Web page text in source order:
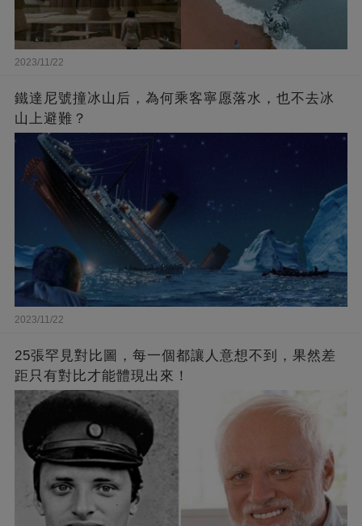
2023/11/22
鐵達尼號撞冰山后，為何乘客寧愿落水，也不去冰
山上避難？
2023/11/22
25張罕見對比圖，每一個都讓人意想不到，果然差
距只有對比才能體現出來！